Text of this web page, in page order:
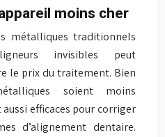
moins cher
métalliques traditionnels
invisibles peut
le prix du traitement. Bien
soient moins
efficaces pour corriger
d’alignement dentaire.